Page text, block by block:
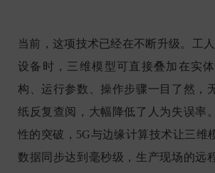
当前，这项技术已经在不断升级。工
设备时，三维模型可直接叠加在实
构、运行参数、操作步骤一目了然，
纸反复查阅，大幅降低了人为失误率
性的突破，5G与边缘计算技术让三维
数据同步达到毫秒级，生产现场的远